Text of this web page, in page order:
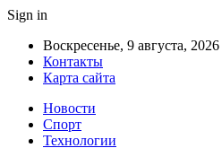
Sign in
Воскресенье, 9 августа, 2026
Контакты
Карта сайта
Новости
Спорт
Технологии